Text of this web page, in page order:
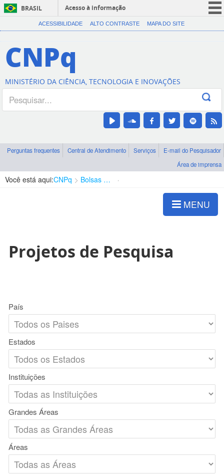
BRASIL
Acesso à informação
CORONAVÍRUS (COVID-19)
Canais
ACESSIBILIDADE ALTO CONTRASTE MAPA DO SITE
CNPq
MINISTÉRIO DA CIÊNCIA, TECNOLOGIA E INOVAÇÕES
Perguntas frequentes Central de Atendimento Serviços
E-mail do Pesquisador
Área de imprensa
Você está aqui:CNPq Bolsas e Auxílios Vigentes
MENU
Projetos de Pesquisa
País
Estados
Instituições
Grandes Áreas
Áreas